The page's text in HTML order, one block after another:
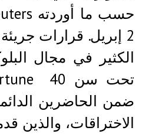
2 إبريل. قرارات
ضمن الحاضرين
الاختراقات، والذين